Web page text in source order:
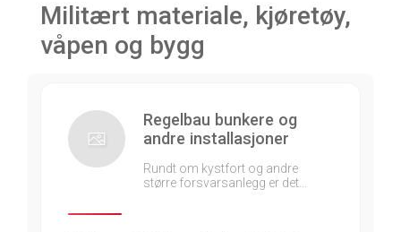
Militært materiale, kjøretøy,
våpen og bygg
Regelbau bunkere og
andre installasjoner
Rundt om kystfort og andre
større forsvarsanlegg er det…